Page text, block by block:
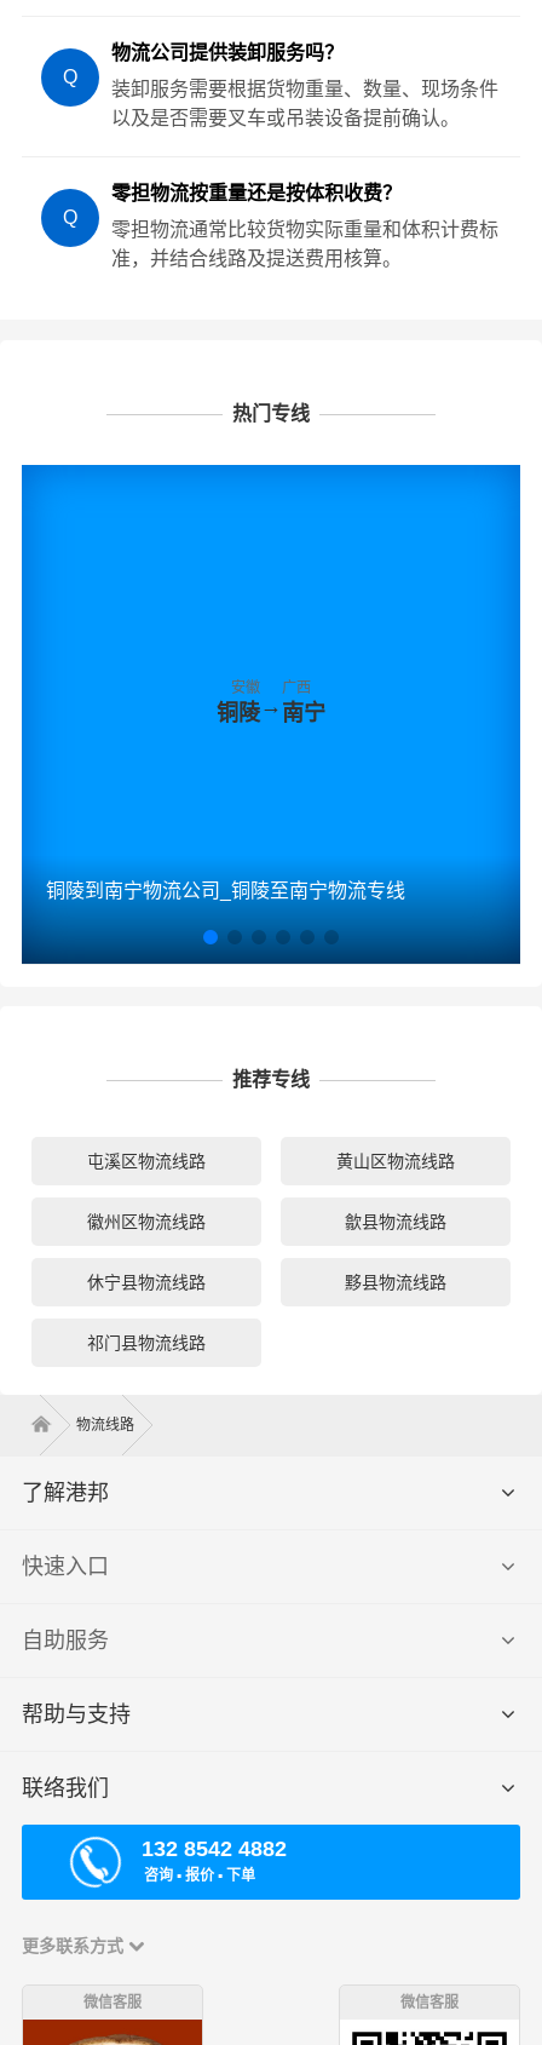
Q
物流公司提供装卸服务吗？
装卸服务需要根据货物重量、数量、现场条件
以及是否需要叉车或吊装设备提前确认。
Q
零担物流按重量还是按体积收费？
零担物流通常比较货物实际重量和体积计费标
准，并结合线路及提送费用核算。
热门专线
安徽
铜陵→
广西
南宁
铜陵到南宁物流公司_铜陵至南宁物流专线
推荐专线
屯溪区物流线路 黄山区物流线路
徽州区物流线路 歙县物流线路
休宁县物流线路 黟县物流线路
祁门县物流线路
物流线路
了解港邦
快速入口
自助服务
帮助与支持
联络我们
132 8542 4882
咨询 ▪ 报价 ▪ 下单
更多联系方式
微信客服 微信客服